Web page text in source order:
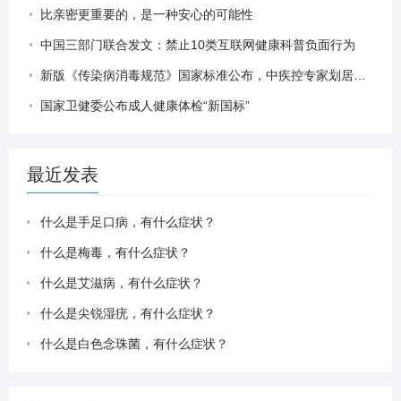
比亲密更重要的，是一种安心的可能性
中国三部门联合发文：禁止10类互联网健康科普负面行为
国家卫健委公布成人健康体检“新国标”
最近发表
什么是手足口病，有什么症状？
什么是梅毒，有什么症状？
什么是艾滋病，有什么症状？
什么是尖锐湿疣，有什么症状？
什么是白色念珠菌，有什么症状？